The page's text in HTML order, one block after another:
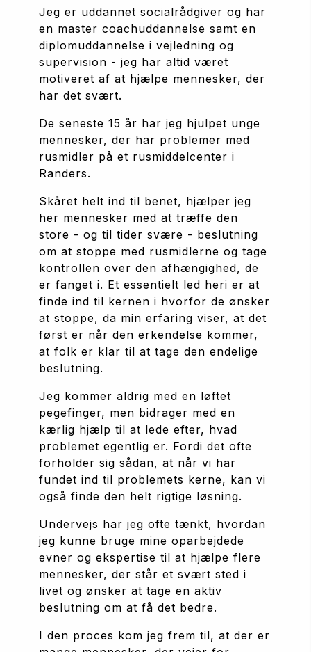
Jeg er uddannet socialrådgiver og har
en master coachuddannelse samt en
diplomuddannelse i vejledning og
supervision - jeg har altid været
motiveret af at hjælpe mennesker, der
har det svært.
De seneste 15 år har jeg hjulpet unge
mennesker, der har problemer med
rusmidler på et rusmiddelcenter i
Randers.
Skåret helt ind til benet, hjælper jeg
her mennesker med at træffe den
store - og til tider svære - beslutning
om at stoppe med rusmidlerne og tage
kontrollen over den afhængighed, de
er fanget i. Et essentielt led heri er at
finde ind til kernen i hvorfor de ønsker
at stoppe, da min erfaring viser, at det
først er når den erkendelse kommer,
at folk er klar til at tage den endelige
beslutning.
Jeg kommer aldrig med en løftet
pegefinger, men bidrager med en
kærlig hjælp til at lede efter, hvad
problemet egentlig er. Fordi det ofte
forholder sig sådan, at når vi har
fundet ind til problemets kerne, kan vi
også finde den helt rigtige løsning.
Undervejs har jeg ofte tænkt, hvordan
jeg kunne bruge mine oparbejdede
evner og ekspertise til at hjælpe flere
mennesker, der står et svært sted i
livet og ønsker at tage en aktiv
beslutning om at få det bedre.
I den proces kom jeg frem til, at der er